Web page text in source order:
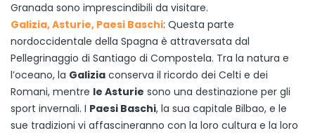
Granada sono imprescindibili da visitare.
Galizia, Asturie, Paesi Baschi: Questa parte
nordoccidentale della Spagna è attraversata dal
Pellegrinaggio di Santiago di Compostela. Tra la natura e
l’oceano, la Galizia conserva il ricordo dei Celti e dei
Romani, mentre le Asturie sono una destinazione per gli
sport invernali. I Paesi Baschi, la sua capitale Bilbao, e le
sue tradizioni vi affascineranno con la loro cultura e la loro